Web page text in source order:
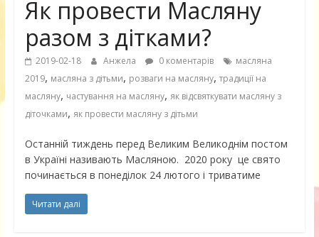
Як провести Масляну
разом з дітками?
2019-02-18 Анжела 0 коментарів
масляна
2019, масляна з дітьми, розваги на масляну, традиції на
масляну, частування на масляну, як відсвяткувати масляну з
діточками, як провести масляну з дітьми
Останній тиждень перед Великим Великоднім постом
в Україні називають Масляною. 2020 року це свято
починається в понеділок 24 лютого і триватиме
Читати далі